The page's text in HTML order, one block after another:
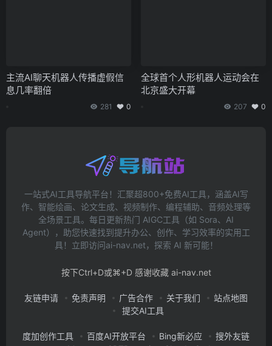
主流AI聊天机器人传播虚假信
息几率翻倍
281 0
全球首个人形机器人运动会在
北京盛大开幕
207 0
一站式AI工具导航平台！汇聚超800+免费AI工具，涵盖AI写
作、智能绘画、论文生成、视频制作、编程辅助、音频处理等
全场景工具。每日更新热门 AIGC工具（如 Sora、AI
Agent），助您快速找到提升办公、创作、学习效率的实用工
具！立即访问ai-nav.net，探索 AI 新可能！
按下Ctrl+D或⌘+D 感谢收藏 ai-nav.net
友链申请 免责声明 广告合作 关于我们
站点地图
提交AI工具
度加创作工具 百度AI开放平台 Bing新必应
搜外友链